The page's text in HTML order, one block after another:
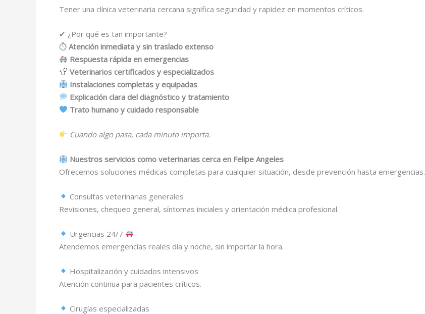
Tener una clínica veterinaria cercana significa seguridad y rapidez en momentos críticos.
✔ ¿Por qué es tan importante?
⏱ Atención inmediata y sin traslado extenso
Respuesta rápida en emergencias
Veterinarios certificados y especializados
Instalaciones completas y equipadas
Explicación clara del diagnóstico y tratamiento
Trato humano y cuidado responsable
Cuando algo pasa, cada minuto importa.
Nuestros servicios como veterinarias cerca en Felipe Angeles
Ofrecemos soluciones médicas completas para cualquier situación, desde prevención hasta emergencias.
Consultas veterinarias generales
Revisiones, chequeo general, síntomas iniciales y orientación médica profesional.
Urgencias 24/7
Atendemos emergencias reales día y noche, sin importar la hora.
Hospitalización y cuidados intensivos
Atención continua para pacientes críticos.
Cirugías especializadas